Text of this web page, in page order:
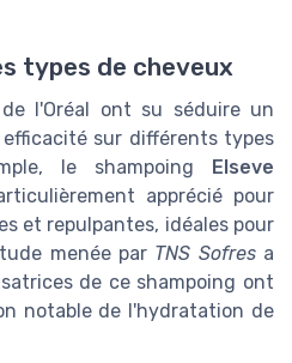
types de cheveux
de l'Oréal ont su séduire un
sur différents types
le shampoing
Elseve
apprécié pour
et repulpantes, idéales pour
menée par TNS Sofresa
de ce shampoing ont
notable de l'hydratation de